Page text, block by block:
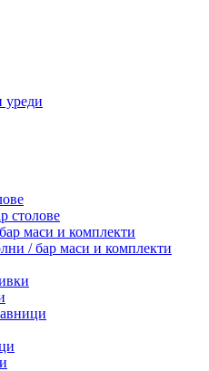
уреди
столове
маси и комплекти
/ бар маси и комплекти